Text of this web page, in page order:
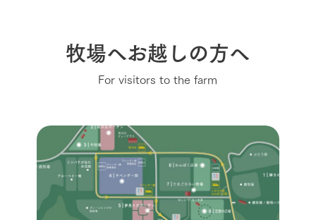
牧場へお越しの方へ
For visitors to the farm